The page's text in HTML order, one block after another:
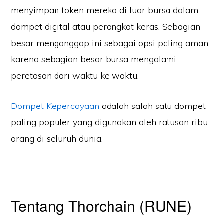
menyimpan token mereka di luar bursa dalam
dompet digital atau perangkat keras. Sebagian
besar menganggap ini sebagai opsi paling aman
karena sebagian besar bursa mengalami
peretasan dari waktu ke waktu.
Dompet Kepercayaan adalah salah satu dompet
paling populer yang digunakan oleh ratusan ribu
orang di seluruh dunia.
Tentang Thorchain (RUNE)